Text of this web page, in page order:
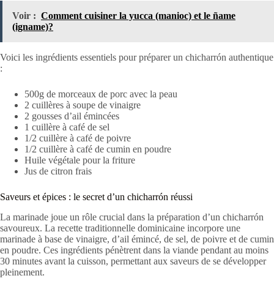
Voir : Comment cuisiner la yucca (manioc) et le ñame
(igname)?
Voici les ingrédients essentiels pour préparer un chicharrón authentique
:
500g de morceaux de porc avec la peau
2 cuillères à soupe de vinaigre
2 gousses d’ail émincées
1 cuillère à café de sel
1/2 cuillère à café de poivre
1/2 cuillère à café de cumin en poudre
Huile végétale pour la friture
Jus de citron frais
Saveurs et épices : le secret d’un chicharrón réussi
La marinade joue un rôle crucial dans la préparation d’un chicharrón
savoureux. La recette traditionnelle dominicaine incorpore une
marinade à base de vinaigre, d’ail émincé, de sel, de poivre et de cumin
en poudre. Ces ingrédients pénètrent dans la viande pendant au moins
30 minutes avant la cuisson, permettant aux saveurs de se développer
pleinement.